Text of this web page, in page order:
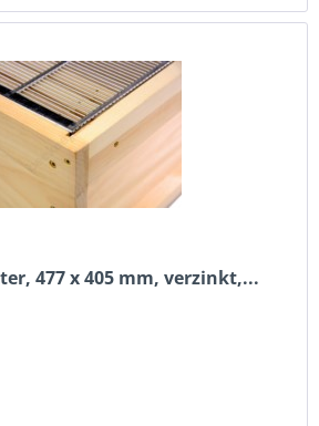
477 x 405 mm, verzinkt,...